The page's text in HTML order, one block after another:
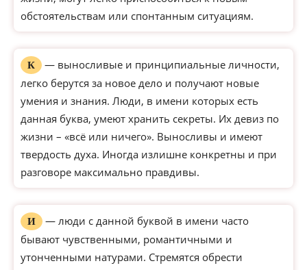
обстоятельствам или спонтанным ситуациям.
К
— выносливые и принципиальные личности,
легко берутся за новое дело и получают новые
умения и знания. Люди, в имени которых есть
данная буква, умеют хранить секреты. Их девиз по
жизни – «всё или ничего». Выносливы и имеют
твердость духа. Иногда излишне конкретны и при
разговоре максимально правдивы.
И
— люди с данной буквой в имени часто
бывают чувственными, романтичными и
утонченными натурами. Стремятся обрести